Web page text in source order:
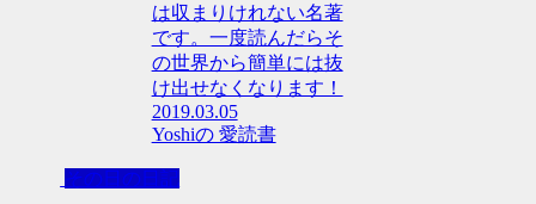
は収まりけれない名著
です。一度読んだらそ
の世界から簡単には抜
け出せなくなります！
2019.03.05
Yoshiの 愛読書
その日の日記